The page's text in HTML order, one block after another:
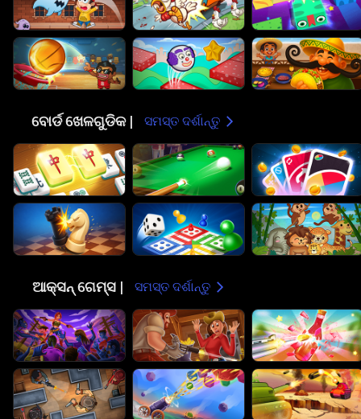
ବୋର୍ଡ ଖେଳଗୁଡିକ | ସମସ୍ତ ଦର୍ଶାନ୍ତୁ
ଆକ୍ସନ୍ ଗେମ୍ସ | ସମସ୍ତ ଦର୍ଶାନ୍ତୁ